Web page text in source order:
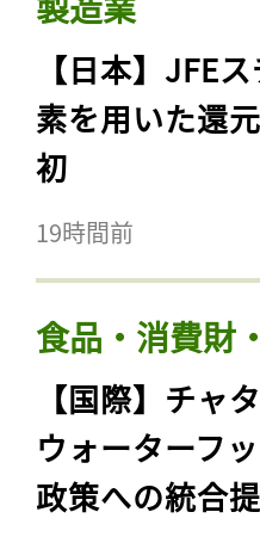
【日本】JFE
素を用いた還
初
19時間前
食品・消費財
【国際】チャ
ウォーターフ
政策への統合